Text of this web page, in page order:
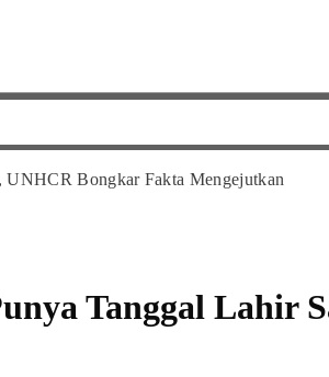
UNHCR Bongkar Fakta Mengejutkan
Tanggal Lahir